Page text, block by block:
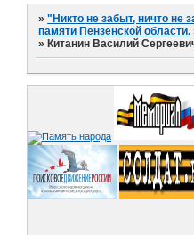
»"Никто не забыт, ничто не
памяти Пензенской области.
» Китанин Василий